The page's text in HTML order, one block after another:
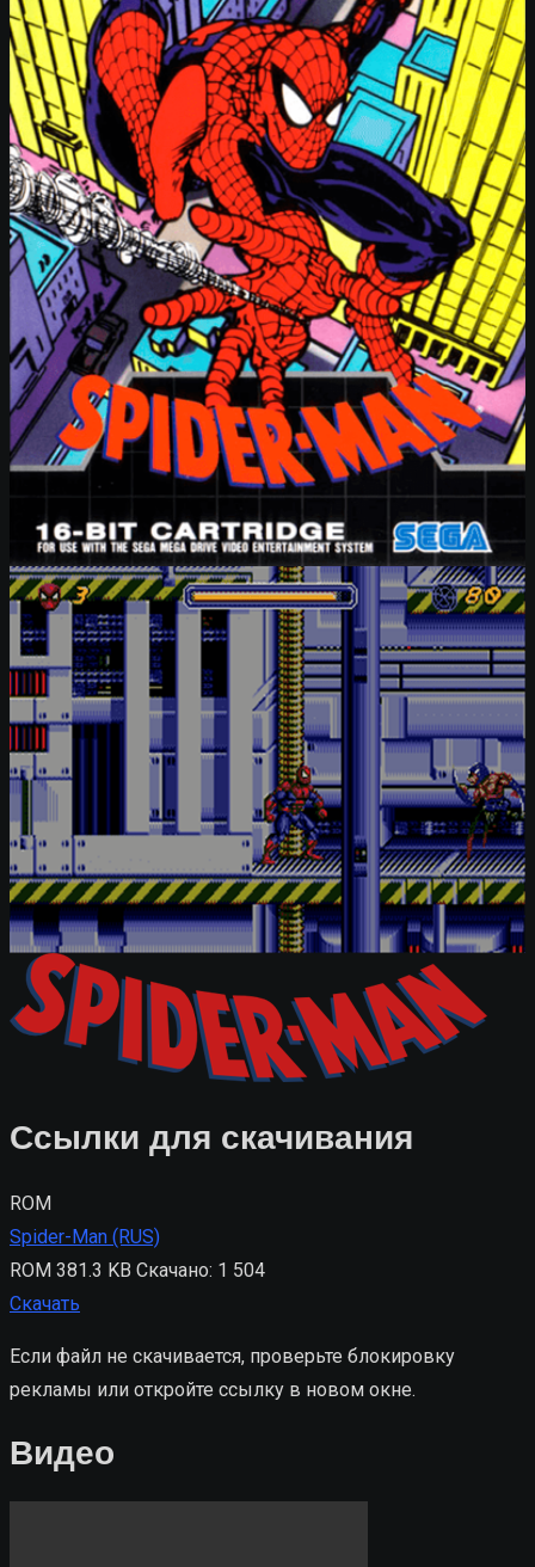
Ссылки для скачивания
ROM
Spider-Man (RUS)
ROM 381.3 KB Скачано: 1 504
Скачать
Если файл не скачивается, проверьте блокировку
рекламы или откройте ссылку в новом окне.
Видео